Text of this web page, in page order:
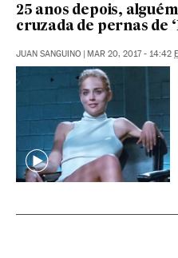
25 anos depois,
cruzada de pernas de
JUAN SANGUINO MAR 20, 2017 - 14:42